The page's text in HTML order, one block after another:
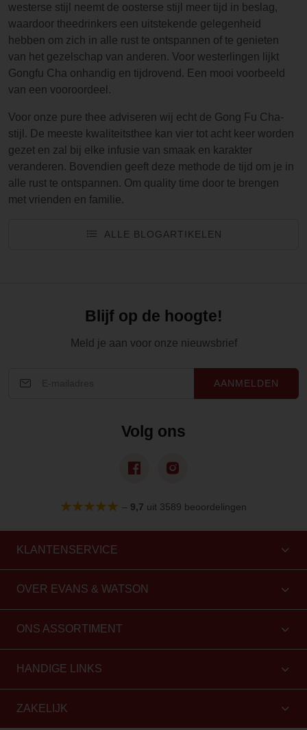
westerse stijl neemt de oosterse stijl meer tijd in beslag,
waardoor theedrinkers een uitstekende gelegenheid
hebben om zich in alle rust te ontspannen of te genieten
van het gezelschap van anderen. Voor westerlingen lijkt
Gongfu Cha onhandig en tijdrovend. Een mooi voorbeeld
van een vooroordeel.
Voor onze pure thee adviseren wij echt de Gong Fu Cha-
stijl. De meeste kwaliteitsthee kan vier tot acht keer worden
gezet en zal bij elke infusie van smaak en karakter
veranderen. Bovendien geeft deze methode de tijd om je in
alle rust te ontspannen. Om quality time door te brengen
met vrienden en familie.
ALLE BLOGARTIKELEN
Blijf op de hoogte!
Meld je aan voor onze nieuwsbrief
AANMELDEN
Volg ons
– 9,7 uit 3589 beoordelingen
KLANTENSERVICE
OVER EVANS & WATSON
ONS ASSORTIMENT
HANDIGE LINKS
ZAKELIJK